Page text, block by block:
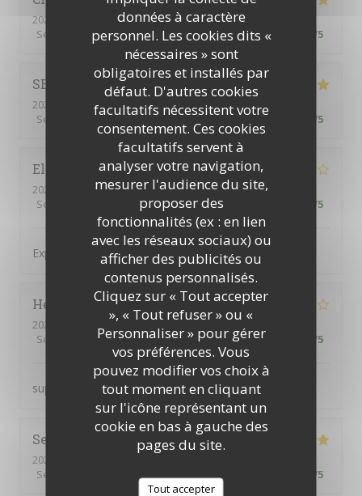
données à caractère
personnel. Les cookies dits «
nécessaires » sont
obligatoires et installés par
défaut. D'autres cookies
facultatifs nécessitent votre
consentement. Ces cookies
facultatifs servent à
analyser votre navigation,
mesurer l'audience du site,
proposer des
fonctionnalités (ex : en lien
avec les réseaux sociaux) ou
afficher des publicités ou
contenus personnalisés.
Cliquez sur « Tout accepter
», « Tout refuser » ou «
Personnaliser » pour gérer
vos préférences. Vous
pouvez modifier vos choix à
tout moment en cliquant
sur l'icône représentant un
cookie en bas à gauche des
pages du site.
Tout accepter
2026-06-10
- 12:00 - Couverts 4
Service
/5 Ambiance: /5 Cuisine:5/5 Qualité / Prix /5
SERGE
2026-06-11
- 19:00 - Couverts 4
Service
/5 Ambiance: 5 /5 Cuisine:5/5 Qualité / Prix /5
Elisabeth G
2026-05-21
- 19:00 - Couverts 5
Service
Ambiance:4/5 Cuisine:4 /5
Expérience sympathique !
Hélène
2026-05-27
- 12:00 - Couverts 4
Service
Ambiance: 5/5 Cuisine:4/5 Qualité / Prix /5
super accueil merci
Serge
2026-05-28
Service
Ambiance:5/5 Cuisine:5 /5